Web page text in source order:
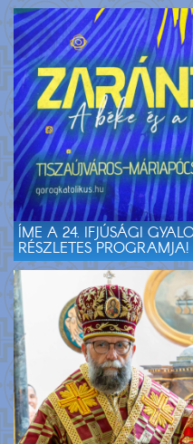
ÍME A 24. IFJÚSÁGI
RÉSZLETES PROGRAMJA!